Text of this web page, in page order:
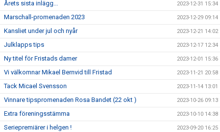
Årets sista inlägg... 2023-12-31 15:34
Marschall-promenaden 2023 2023-12-29 09:14
Kansliet under jul och nyår 2023-12-21 14:02
Julklapps tips 2023-12-17 12:34
Ny titel för Fristads damer 2023-12-01 15:36
Vi välkomnar Mikael Bernvid till Fristad 2023-11-21 20:58
Tack Micael Svensson 2023-11-14 13:01
Vinnare tipspromenaden Rosa Bandet (22 okt ) 2023-10-26 09:13
Extra föreningsstämma 2023-10-10 14:38
Seriepremiärer i helgen ! 2023-09-20 16:25